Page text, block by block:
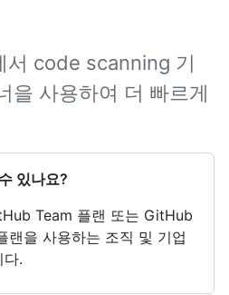
서 code scanning 기
을 사용하여 더 빠르게
있나요?
Team 플랜 또는 GitHub
을 사용하는 조직 및 기업
다.